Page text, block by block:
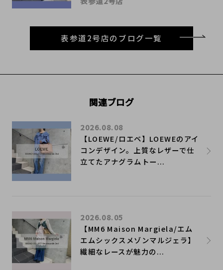
表参道2号店のブログ一覧
関連ブログ
【LOEWE/ロエベ】LOEWEのアイ
コンデザイン。上質なレザーで仕
立てたアナグラムトー...
2026.08.08
【MM6 Maison Margiela/エム
エムシックスメゾンマルジェラ】
繊細なレースが魅力の...
2026.08.05